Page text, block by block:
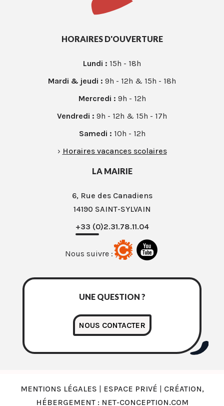
HORAIRES D'OUVERTURE
Lundi : 15h - 18h
Mardi & jeudi : 9h - 12h & 15h - 18h
Mercredi : 9h - 12h
Vendredi : 9h - 12h & 15h - 17h
Samedi : 10h - 12h
› Horaires vacances scolaires
LA MAIRIE
6, Rue des Canadiens
14190 SAINT-SYLVAIN
+33 (0)2.31.78.11.04
Nous suivre :
UNE QUESTION ?
NOUS CONTACTER
MENTIONS LÉGALES | ESPACE PRIVÉ | CRÉATION,
HÉBERGEMENT : NET-CONCEPTION.COM